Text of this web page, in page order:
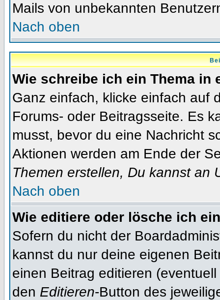
Mails von unbekannten
Nach oben
Wie schreibe ich ein Thema in
Ganz einfach, klicke einfach auf
Forums- oder Beitragsseite. Es
musst, bevor du eine Nachricht
Aktionen werden am Ende der
Themen erstellen, Du kannst an
Nach oben
Wie editiere oder lösche ich
Sofern du nicht der
kannst du nur deine eigenen
einen Beitrag editieren
den Editieren-Button des